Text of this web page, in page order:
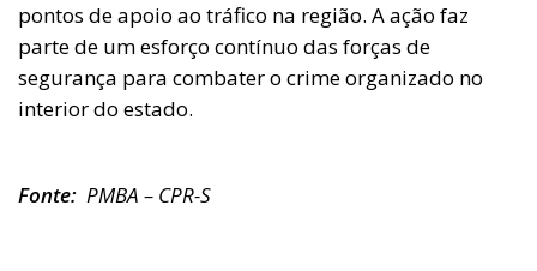
pontos de apoio ao tráfico na região. A ação faz
parte de um esforço contínuo das forças de
segurança para combater o crime organizado no
interior do estado.
Fonte: PMBA – CPR-S